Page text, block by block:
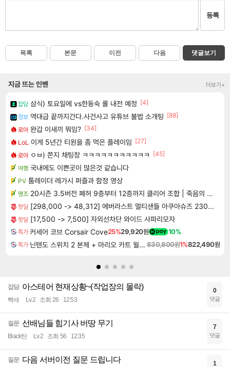
등록
목록 본문 이전 다음 댓글보기
지금 뜨는 인벤 더보기+
잡담 삼식) 토요일에 vs한동숙 롤 내전 예정 [4]
정보 역대급 끝까지간다.사건사고 유튜브 불법 소개팅 [88]
로아 완갑 이새끼 뭐임? [34]
LoL 이게 5년간 티원을 좀 먹은 플레이임 [27]
로아 ㅇㅂ) 쫀지 채팅창 ㅋㅋㅋㅋㅋㅋㅋㅋㅋㅋㅋ
[45]
여행 국내에도 이쁜곳이 많은것 같습니다
PV 툼레이더 레가시 퍼즐과 함정 영상
명조 20시즌 3.5버전 폐허 9층부터 12층까지 클리어 조합 | 죽음의 노래와 바닷속 폐허 |
핫딜 [298,000 -> 48,312] 에버라스트 멀티샌들 아쿠아슈즈 230mm
핫딜 [17,500 -> 7,500] 자외선차단 와이드 사파리모자
특가 커세어 코브 Corsair Cove25%29,920원 10%
특가 닌텐도 스위치 2 본체 + 마리오 카트 월드 + 슈퍼 마리오 파티 잼버리 닌텐도 스위치 2 에디션 + 잼버리 TV 번들 830,800원1%822,490원
잡담 아스테어 현재상황~(작업장의 몰락)
빡세 Lv.2 조회 26 12:53
0
댓글
질문 선배님들 힘기사 버땅 무기
Black탄 Lv.2 조회 56 12:35
7
댓글
질문 다음 서버이전 질문 드립니다 1